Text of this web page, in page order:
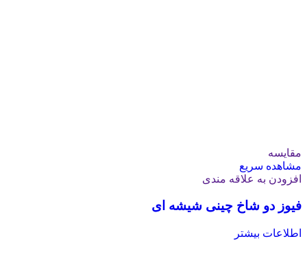
مقایسه
مشاهده سریع
افزودن به علاقه مندی
فیوز دو شاخ چینی شیشه ای
اطلاعات بیشتر